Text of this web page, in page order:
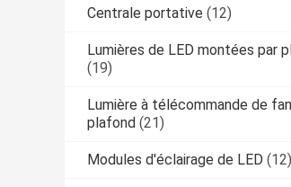
Centrale portative (12)
Lumières de LED montées par
(19)
Lumière à télécommande de
plafond (21)
Modules d'éclairage de LED (12)